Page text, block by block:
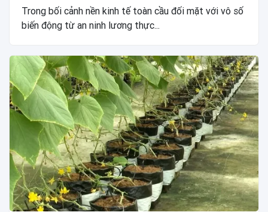
Trong bối cảnh nền kinh tế toàn cầu đối mặt với vô số
biến động từ an ninh lương thực...